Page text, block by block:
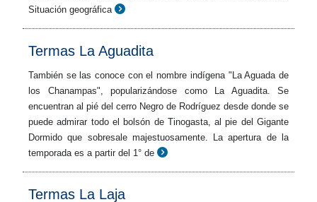
Situación geográfica
Termas La Aguadita
También se las conoce con el nombre indígena "La Aguada de
los Chanampas", popularizándose como La Aguadita. Se
encuentran al pié del cerro Negro de Rodríguez desde donde se
puede admirar todo el bolsón de Tinogasta, al pie del Gigante
Dormido que sobresale majestuosamente. La apertura de la
temporada es a partir del 1° de
Termas La Laja